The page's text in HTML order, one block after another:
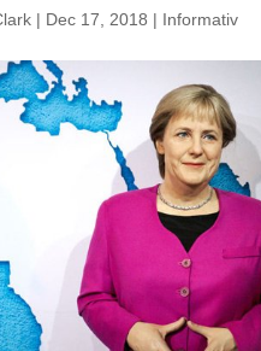
| Dec 17, 2018 | Informativ